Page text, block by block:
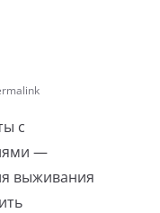
с
—
выживания